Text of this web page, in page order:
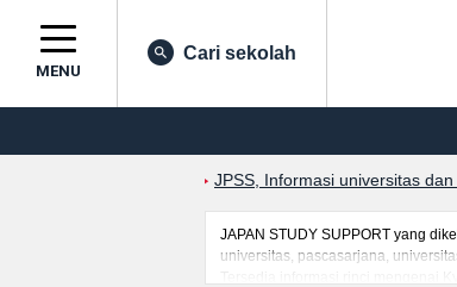
MENU
Cari sekolah
JPSS, Informasi universitas
JAPAN STUDY SUPPORT yang
universitas, pascasarjana,
Tersedia informasi rinci mengenai